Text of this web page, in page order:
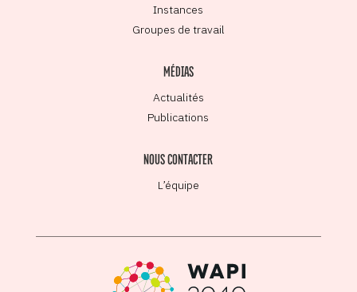
Instances
Groupes de travail
MÉDIAS
Actualités
Publications
NOUS CONTACTER
L’équipe